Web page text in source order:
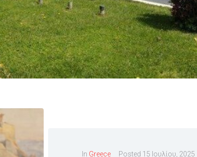
In Greece Posted 15 Ιουλίου, 2025